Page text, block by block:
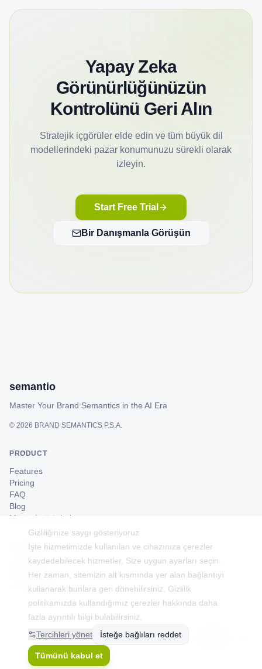
Yapay Zeka
Görünürlüğünüzün
Kontrolünü Geri Alın
Stratejik içgörüler elde edin ve tüm büyük dil
modellerindeki pazar konumunuzu sürekli olarak
izleyin.
Start Free Trial
Bir Danışmanla Görüşün
semantio
Master Your Brand Semantics in the AI Era
© 2026 BRAND SEMANTICS P.S.A.
PRODUCT
Features
Pricing
FAQ
Blog
Müşteri görüşleri
COMPANY
Contact
Privacy Policy
Terms of Service
Gizliliğinize saygı gösteriyoruz
İşte hizmetimizde kullanılan ve cihazınıza çerezler
kaydedebilecek hizmetler. Size uygun ayarları seçin.
Her zaman, sitemizin alt kısmında yer alan bağlantıyı
kullanarak bunlara geri dönebilirsiniz. Gizlilik
politikamızda kullandığımız çerezler hakkında daha
fazla ayrıntılı bilgi bulabilirsiniz.
Tercihleri yönet
İsteğe bağlıları reddet
Tümünü kabul et